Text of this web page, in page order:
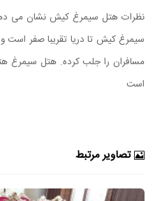
نظرات هتل سیمرغ کیش نشان می
سیمرغ کیش تا دریا تقریبا صفر است
مسافران را جلب کرده. هتل سیمرغ
است
تصاویر مرتبط